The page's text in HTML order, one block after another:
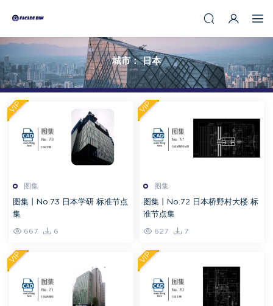
城市：日本
图集
图集丨No.73 日本学研 标准节点
集
667 6
VIP
图集
图集丨No.72 日本桥野村大楼 标
准节点集
627 7
VIP
VIP VIP